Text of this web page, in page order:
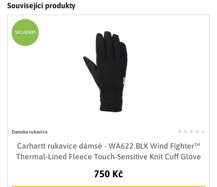
Související produkty
Damske rukavice
Carhartt rukavice dámsé - WA622 BLK Wind Fighter™
Thermal-Lined Fleece Touch-Sensitive Knit Cuff Glove
750 Kč
SKLADEM